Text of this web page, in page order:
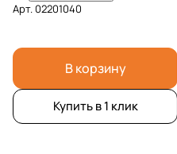
Арт.02201040
В корзину
Купить в 1 клик